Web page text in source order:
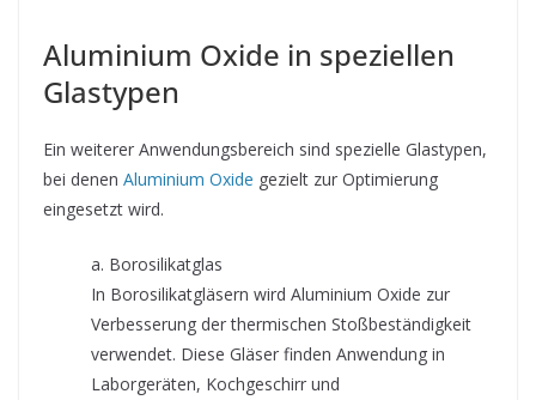
Aluminium Oxide in speziellen
Glastypen
Ein weiterer Anwendungsbereich sind spezielle Glastypen,
bei denen Aluminium Oxide gezielt zur Optimierung
eingesetzt wird.
a. Borosilikatglas
In Borosilikatgläsern wird Aluminium Oxide zur
Verbesserung der thermischen Stoßbeständigkeit
verwendet. Diese Gläser finden Anwendung in
Laborgeräten, Kochgeschirr und